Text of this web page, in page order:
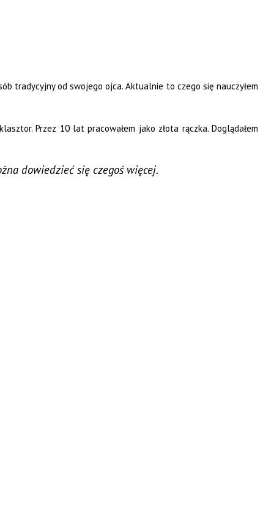
tradycyjny od swojego ojca. Aktualnie to czego się nauczyłem
Przez 10 lat pracowałem jako złota rączka. Doglądałem
dowiedzieć się czegoś więcej.